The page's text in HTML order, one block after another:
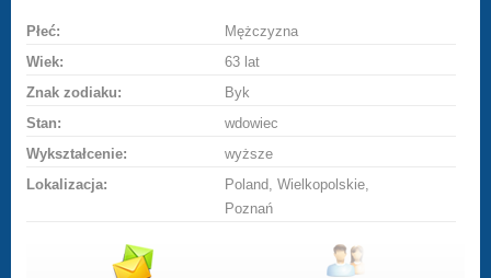
Płeć:
Mężczyzna
Wiek:
63 lat
Znak zodiaku:
Byk
Stan:
wdowiec
Wykształcenie:
wyższe
Lokalizacja:
Poland, Wielkopolskie,
Poznań